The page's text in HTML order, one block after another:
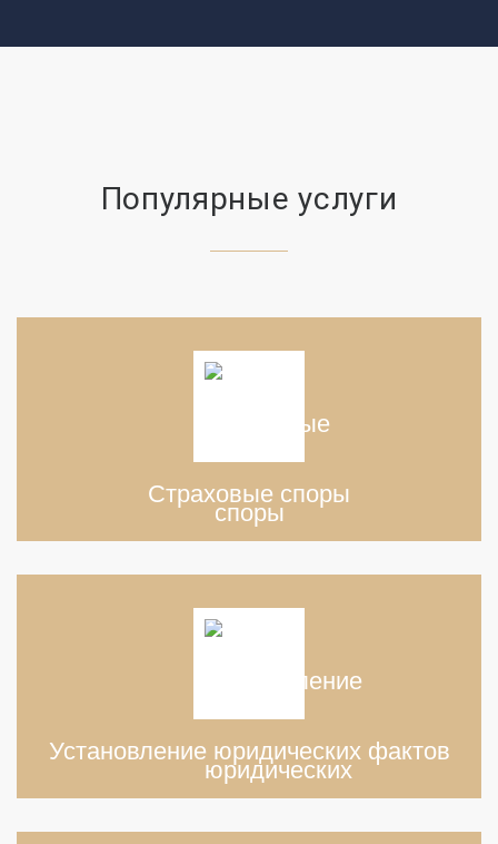
Популярные услуги
Страховые споры
Установление юридических фактов